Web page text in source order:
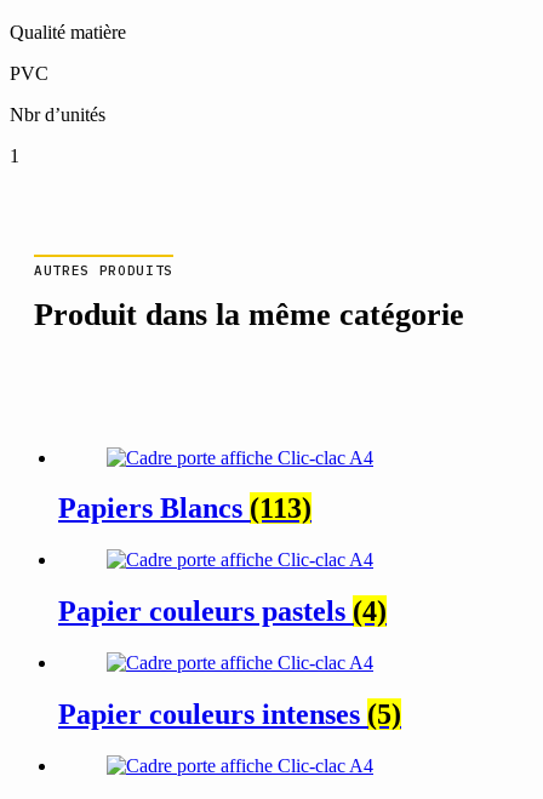
Qualité matière
PVC
Nbr d’unités
1
AUTRES PRODUITS
Produit dans la même catégorie
Papiers Blancs (113)
Papier couleurs pastels (4)
Papier couleurs intenses (5)